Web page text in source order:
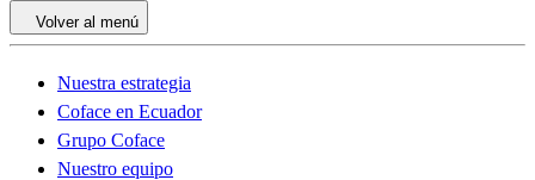
Volver al menú
Nuestra estrategia
Coface en Ecuador
Grupo Coface
Nuestro equipo